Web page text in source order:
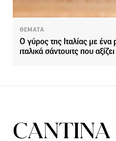
ΘΕΜΑΤΑ
Ο γύρος της Ιταλίας με
ιταλικά σάντουιτς που